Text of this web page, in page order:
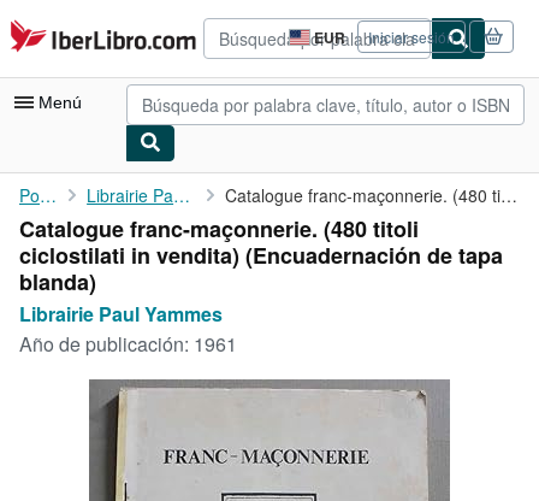
Pasar al contenido principal
IberLibro.com EUR
Preferencias
de
compra
del
Iniciar sesión
Menú
Mi cuenta
Consultar mis pedidos
Búsqueda avanzada
Colecciones
Libros antiguos
Arte y coleccionismo
Comenzar a vender
Portada Librairie Paul Yammes Catalogue franc-maçonnerie. (480 titoli ciclostilati in vendita)
Catalogue franc-maçonnerie. (480 titoli
ciclostilati in vendita) (Encuadernación de tapa
blanda)
Librairie Paul Yammes
Año de publicación: 1961